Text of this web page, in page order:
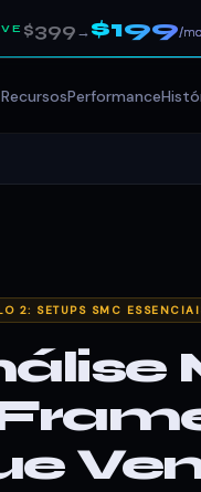
$399→$199/mo
RecursosPerformance
2: SETUPS SMC